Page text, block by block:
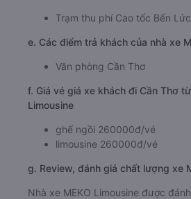
Trạm thu phí Cao tốc Bến Lức
e. Các điểm trả khách của nhà xe
Văn phòng Cần Thơ
f. Giá vé giá xe khách đi Cần Thơ
Limousine
ghế ngồi 260000đ/vé
limousine 260000đ/vé
g. Review, đánh giá chất lượng xe
Nhà xe MEKO Limousine được